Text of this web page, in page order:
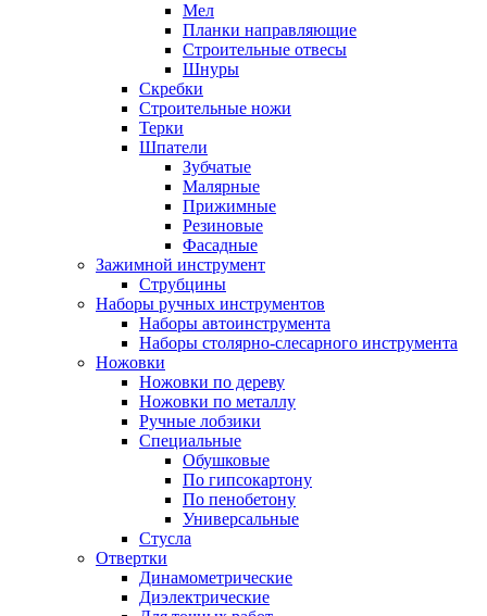
Мел
Планки направляющие
Строительные отвесы
Шнуры
Скребки
Строительные ножи
Терки
Шпатели
Зубчатые
Малярные
Прижимные
Резиновые
Фасадные
Зажимной инструмент
Струбцины
Наборы ручных инструментов
Наборы автоинструмента
Наборы столярно-слесарного инструмента
Ножовки
Ножовки по дереву
Ножовки по металлу
Ручные лобзики
Специальные
Обушковые
По гипсокартону
По пенобетону
Универсальные
Стусла
Отвертки
Динамометрические
Диэлектрические